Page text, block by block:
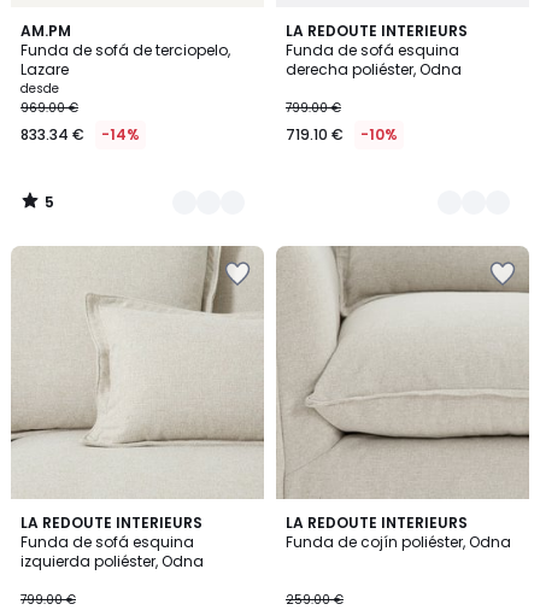
AM.PM
Funda de sofá de terciopelo,
Lazare
desde
969.00 €
833.34 € -14%
5
/
5
19
Colores
5
/
LA REDOUTE INTERIEURS
Funda de sofá esquina
derecha poliéster, Odna
799.00 €
719.10 € -10%
4
Colores
LA REDOUTE INTERIEURS
Funda de sofá esquina
izquierda poliéster, Odna
799.00 €
4
Colores
LA REDOUTE INTERIEURS
Funda de cojín poliéster, Odna
259.00 €
4
Colores